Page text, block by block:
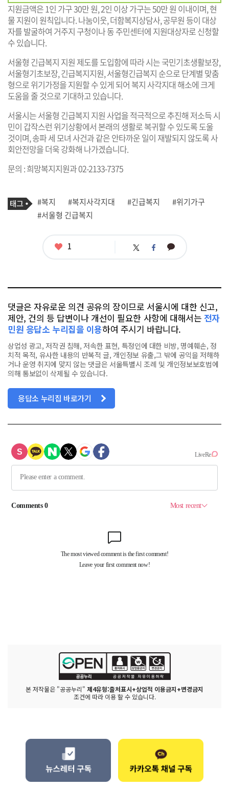
지원금액은 1인 가구 30만 원, 2인 이상 가구는 50만 원 이내이며, 현
물 지원이 원칙입니다. 나눔이웃, 더함복지상담사, 공무원 등이 대상
자를 발굴하여 거주지 구청이나 동 주민센터에 지원대상자로 신청할
수 있습니다.
서울형 긴급복지 지원 제도를 도입함에 따라 시는 국민기초생활보장,
서울형기초보장, 긴급복지지원, 서울형긴급복지 순으로 단계별 맞춤
형으로 위기가정을 지원할 수 있게 되어 복지 사각지대 해소에 크게
도움을 줄 것으로 기대하고 있습니다.
서울시는 서울형 긴급복지 지원 사업을 적극적으로 추진해 저소득 시
민이 갑작스런 위기상황에서 본래의 생활로 복귀할 수 있도록 도울
것이며, 송파 세 모녀 사건과 같은 안타까운 일이 재발되지 않도록 사
회안전망을 더욱 강화해 나가겠습니다.
문의 : 희망복지지원과 02-2133-7375
기
사
관
련
태
그
#복지 #복지사각지대 #긴급복지
#위기가구
#서울형 긴급복지
좋1 트 페 카
댓글은 자유로운 의견 공유의 장이므로 서울시에 대한 신고,
제안, 건의 등 답변이나 개선이 필요한 사항에 대해서는 전자
민원 응답소 누리집을 이용하여 주시기 바랍니다.
상업성 광고, 저작권 침해, 저속한 표현, 특정인에 대한 비방, 명예훼손, 정
치적 목적, 유사한 내용의 반복적 글, 개인정보 유출,그 밖에 공익을 저해하
거나 운영 취지에 맞지 않는 댓글은 서울특별시 조례 및 개인정보보호법에
의해 통보없이 삭제될 수 있습니다.
응답소 누리집 바로가기
본 저작물은 "공공누리" 제4유형:출처표시+상업적 이용금지+변경금지
조건에 따라 이용 할 수 있습니다.